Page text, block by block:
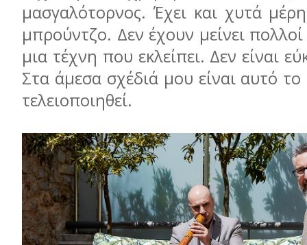
μασγαλότορνος. Έχει και χυτά
μπρούντζο. Δεν έχουν μείνει πολλοί
μια τέχνη που εκλείπει. Δεν είναι
Στα άμεσα σχέδιά μου είναι αυτό
τελειοποιηθεί.